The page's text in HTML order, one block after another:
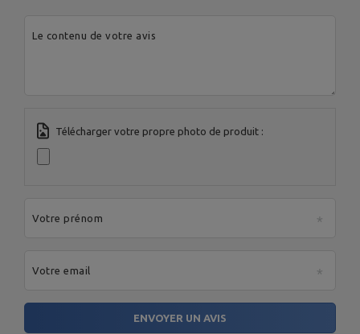
Le contenu de votre avis
Télécharger votre propre photo de produit :
Votre prénom
Votre email
ENVOYER UN AVIS